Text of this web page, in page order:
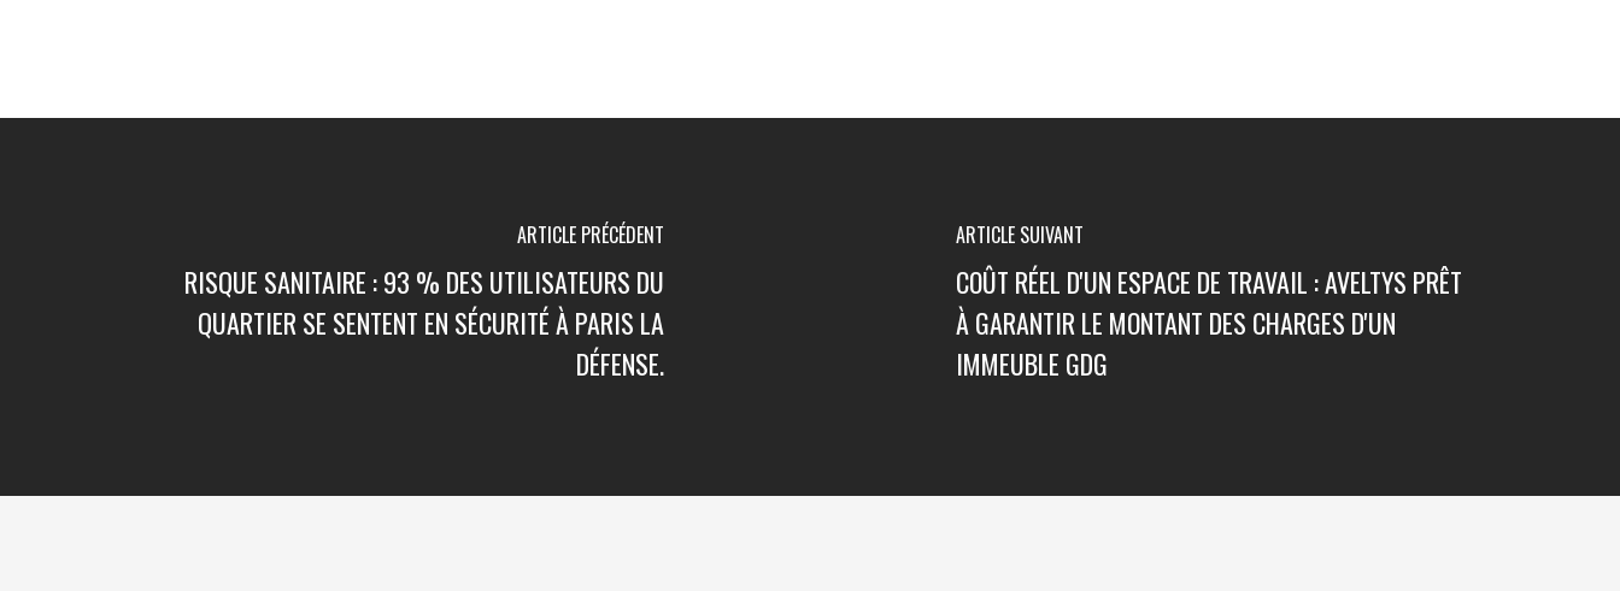
ARTICLE PRÉCÉDENT
RISQUE SANITAIRE : 93 % DES UTILISATEURS DU
QUARTIER SE SENTENT EN SÉCURITÉ À PARIS LA
DÉFENSE.
ARTICLE SUIVANT
COÛT RÉEL D'UN ESPACE DE TRAVAIL : AVELTYS PRÊT
À GARANTIR LE MONTANT DES CHARGES D'UN
IMMEUBLE GDG